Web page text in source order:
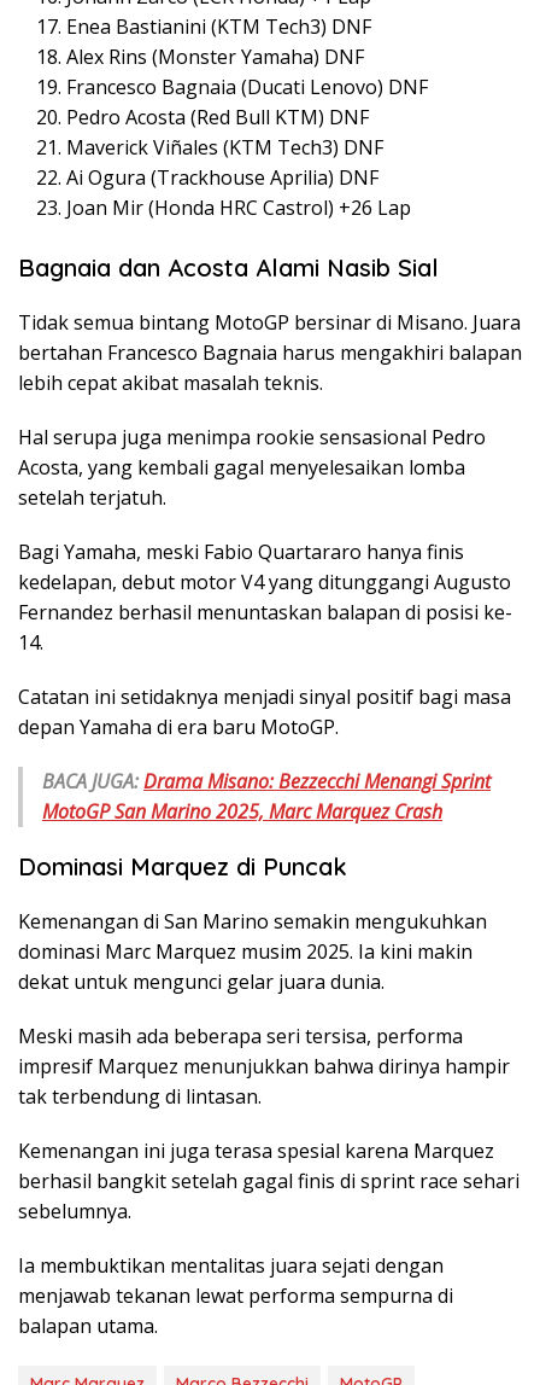
Enea Bastianini (KTM Tech3) DNF
Alex Rins (Monster Yamaha) DNF
Francesco Bagnaia (Ducati Lenovo) DNF
Pedro Acosta (Red Bull KTM) DNF
Maverick Viñales (KTM Tech3) DNF
Ai Ogura (Trackhouse Aprilia) DNF
Joan Mir (Honda HRC Castrol) +26 Lap
Bagnaia dan Acosta Alami Nasib Sial
Tidak semua bintang MotoGP bersinar di Misano. Juara
bertahan Francesco Bagnaia harus mengakhiri balapan
lebih cepat akibat masalah teknis.
Hal serupa juga menimpa rookie sensasional Pedro
Acosta, yang kembali gagal menyelesaikan lomba
setelah terjatuh.
Bagi Yamaha, meski Fabio Quartararo hanya finis
kedelapan, debut motor V4 yang ditunggangi Augusto
Fernandez berhasil menuntaskan balapan di posisi ke-
14.
Catatan ini setidaknya menjadi sinyal positif bagi masa
depan Yamaha di era baru MotoGP.
BACA JUGA:Drama Misano: Bezzecchi Menangi Sprint
MotoGP San Marino 2025, Marc Marquez Crash
Dominasi Marquez di Puncak
Kemenangan di San Marino semakin mengukuhkan
dominasi Marc Marquez musim 2025. Ia kini makin
dekat untuk mengunci gelar juara dunia.
Meski masih ada beberapa seri tersisa, performa
impresif Marquez menunjukkan bahwa dirinya hampir
tak terbendung di lintasan.
Kemenangan ini juga terasa spesial karena Marquez
berhasil bangkit setelah gagal finis di sprint race sehari
sebelumnya.
Ia membuktikan mentalitas juara sejati dengan
menjawab tekanan lewat performa sempurna di
balapan utama.